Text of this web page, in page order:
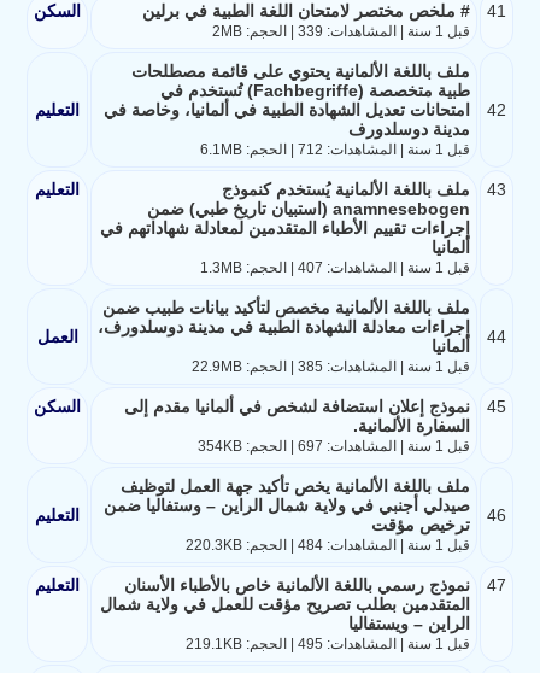
41 # ملخص مختصر لامتحان اللغة الطبية في برلين
قبل 1 سنة | المشاهدات: 339 | الحجم: 2MB
السكن
42
ملف باللغة الألمانية يحتوي على قائمة مصطلحات
طبية متخصصة (Fachbegriffe) تُستخدم في
امتحانات تعديل الشهادة الطبية في ألمانيا، وخاصة في
مدينة دوسلدورف
قبل 1 سنة | المشاهدات: 712 | الحجم: 6.1MB
التعليم
43
ملف باللغة الألمانية يُستخدم كنموذج
anamnesebogen (استبيان تاريخ طبي) ضمن
إجراءات تقييم الأطباء المتقدمين لمعادلة شهاداتهم في
ألمانيا
قبل 1 سنة | المشاهدات: 407 | الحجم: 1.3MB
التعليم
44
ملف باللغة الألمانية مخصص لتأكيد بيانات طبيب ضمن
إجراءات معادلة الشهادة الطبية في مدينة دوسلدورف،
ألمانيا
قبل 1 سنة | المشاهدات: 385 | الحجم: 22.9MB
العمل
45
نموذج إعلان استضافة لشخص في ألمانيا مقدم إلى
السفارة الألمانية.
قبل 1 سنة | المشاهدات: 697 | الحجم: 354KB
السكن
46
ملف باللغة الألمانية يخص تأكيد جهة العمل لتوظيف
صيدلي أجنبي في ولاية شمال الراين – وستفاليا ضمن
ترخيص مؤقت
قبل 1 سنة | المشاهدات: 484 | الحجم: 220.3KB
التعليم
47
نموذج رسمي باللغة الألمانية خاص بالأطباء الأسنان
المتقدمين بطلب تصريح مؤقت للعمل في ولاية شمال
الراين – ويستفاليا
قبل 1 سنة | المشاهدات: 495 | الحجم: 219.1KB
التعليم